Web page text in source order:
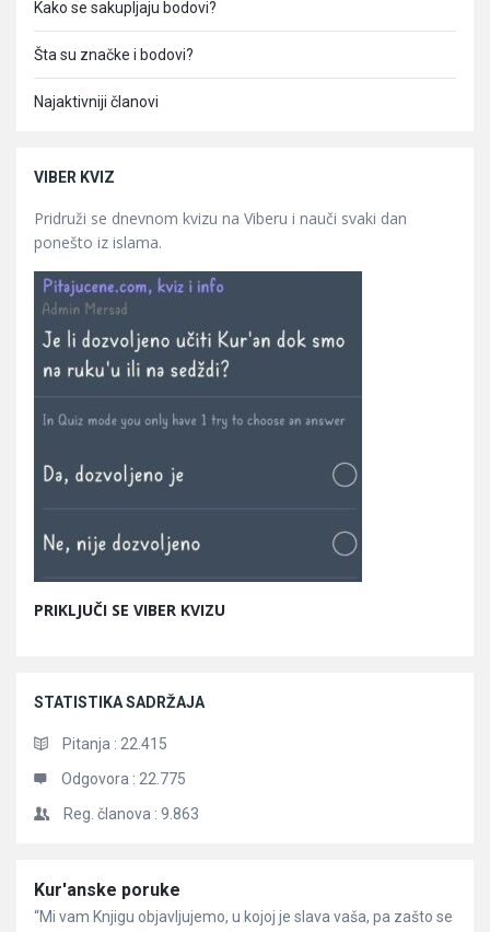
Kako se sakupljaju bodovi?
Šta su značke i bodovi?
Najaktivniji članovi
VIBER KVIZ
Pridruži se dnevnom kvizu na Viberu i nauči svaki dan
ponešto iz islama.
PRIKLJUČI SE VIBER KVIZU
STATISTIKA SADRŽAJA
Pitanja : 22.415
Odgovora : 22.775
Reg. članova : 9.863
Članci
Kur'anske poruke
“Mi vam Knjigu objavljujemo, u kojoj je slava vaša, pa zašto se